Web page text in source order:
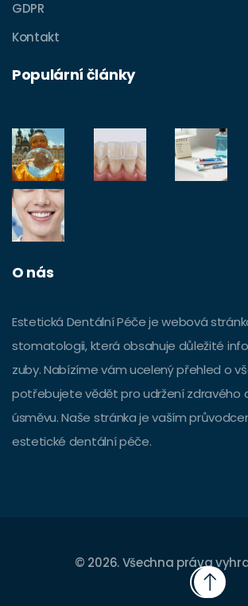
GDPR
Kontakt
Populární články
O nás
Estetická Dentální Péče je webová
stomatologii, která obsahuje důležité
zuby. Nabízíme vám ucelený přehled o
potřebujete vědět pro udržení zdravého
úsměvu. Naše stránka je vaším
estetické dentální péče.
© 2026. Všechna práva